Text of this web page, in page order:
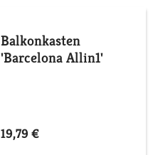
Balkonkasten
'Barcelona Allin1'
19,79 €